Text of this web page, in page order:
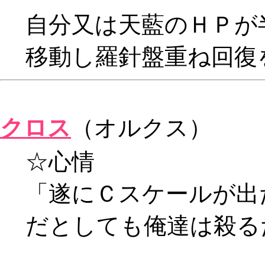
自分又は天藍のＨＰ
移動し羅針盤重ね回復
クロス （オルクス）
☆心情
「遂にＣスケールが
だとしても俺達は殺